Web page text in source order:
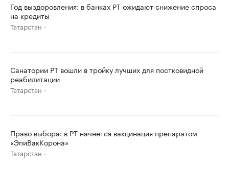
Год выздоровления: в банках РТ ожидают снижение спроса
на кредиты
Татарстан
Санатории РТ вошли в тройку лучших для постковидной
реабилитации
Татарстан
Право выбора: в РТ начнется вакцинация препаратом
«ЭпиВакКорона»
Татарстан